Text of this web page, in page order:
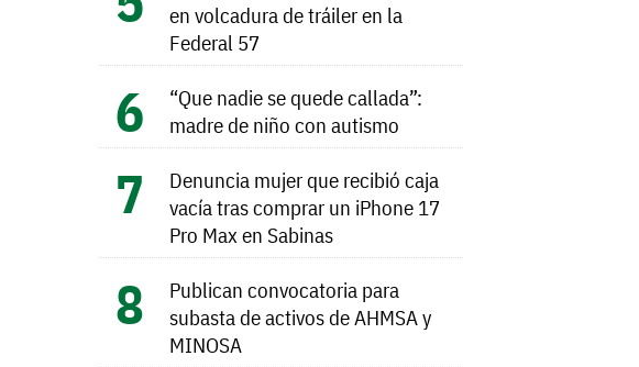
en volcadura de tráiler en la
Federal 57
“Que nadie se quede callada”:
madre de niño con autismo
Denuncia mujer que recibió caja
vacía tras comprar un iPhone 17
Pro Max en Sabinas
Publican convocatoria para
subasta de activos de AHMSA y
MINOSA